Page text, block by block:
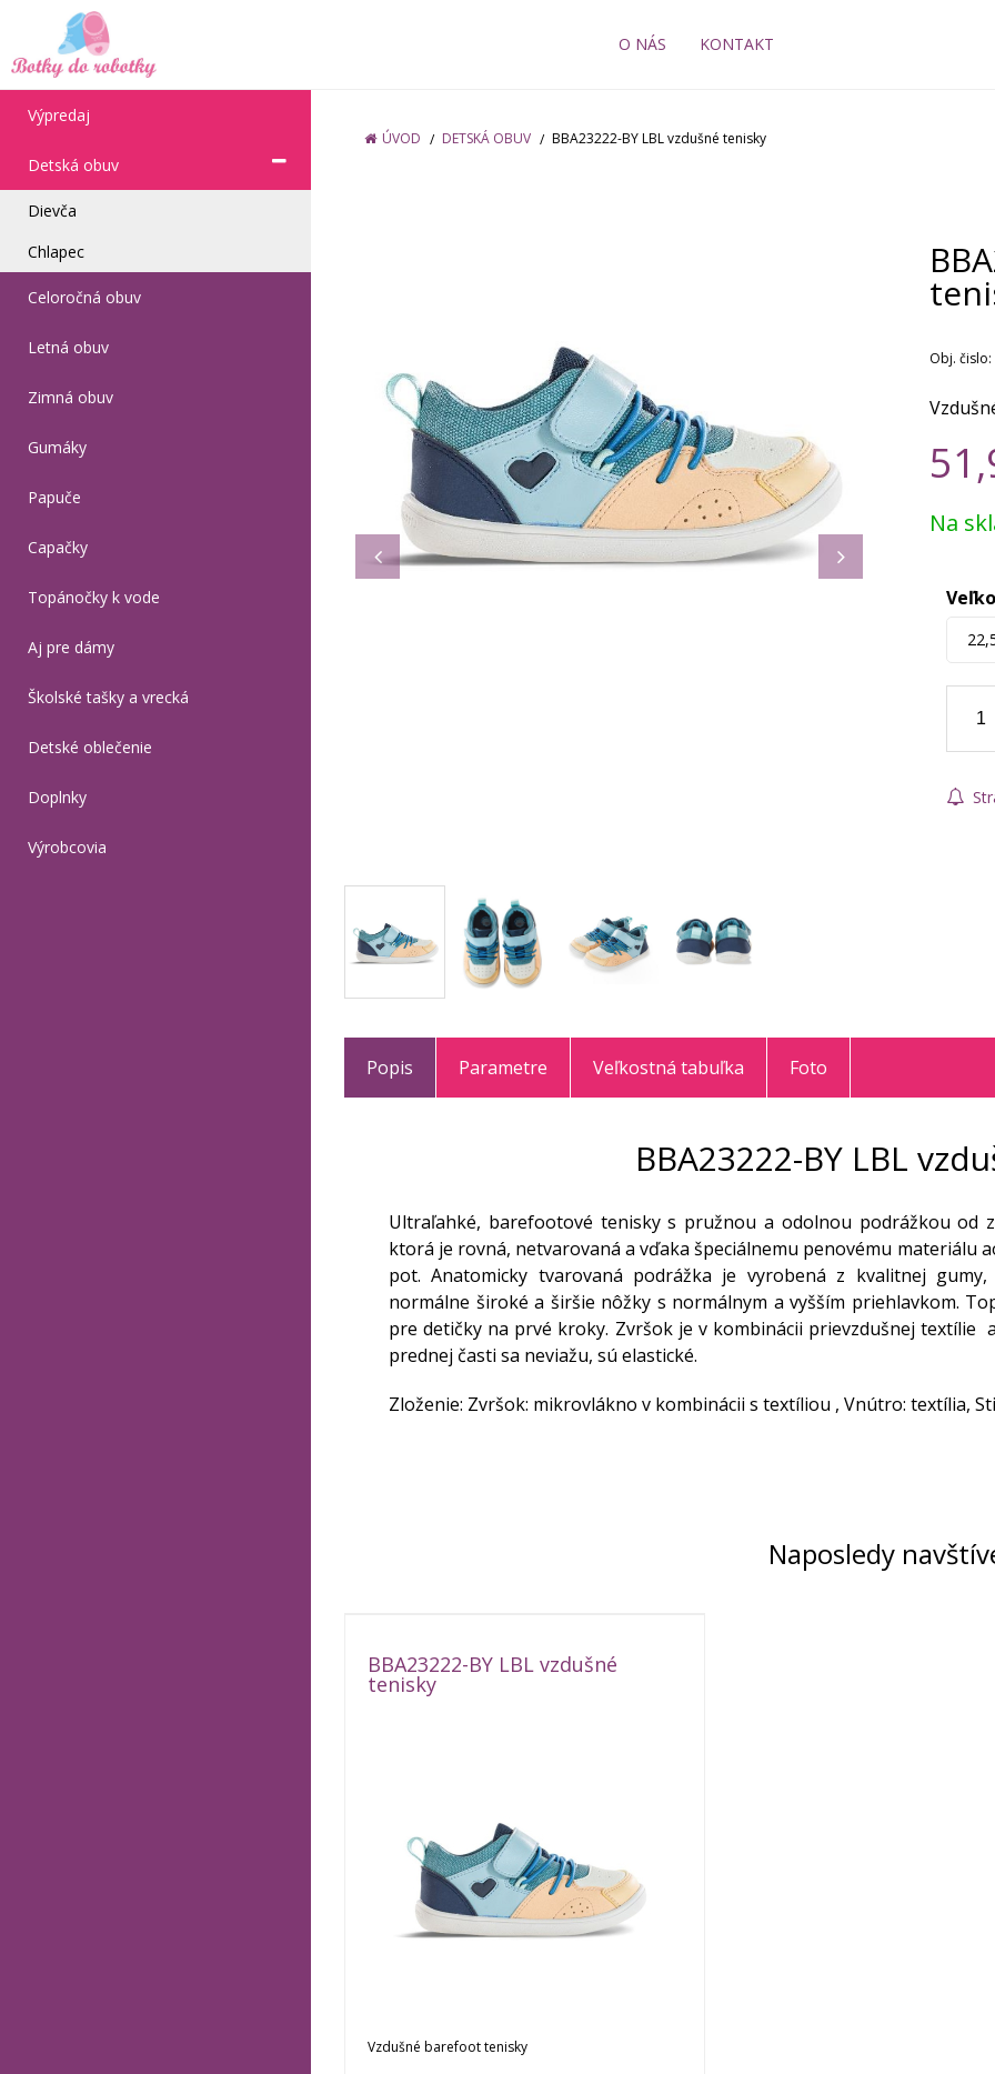
O NÁS KONTAKT
Výpredaj
Detská obuv
Dievča
Chlapec
Celoročná obuv
Letná obuv
Zimná obuv
Gumáky
Papuče
Capačky
Topánočky k vode
Aj pre dámy
Školské tašky a vrecká
Detské oblečenie
Doplnky
Výrobcovia
ÚVOD DETSKÁ OBUV BBA23222-BY LBL vzdušné tenisky
Obj. čislo:
Na
Popis Parametre Veľkostná tabuľka Foto
BBA23222-BY LBL
Ultraľahké, barefootové tenisky s pružnou a odolnou podrážkou od
ktorá je rovná, netvarovaná a vďaka špeciálnemu penovému materiálu
pot. Anatomicky tvarovaná podrážka je vyrobená z kvalitnej
normálne široké a širšie nôžky s normálnym a vyšším priehlavkom.
pre detičky na prvé kroky. Zvršok je v kombinácii prievzdušnej textílie
prednej časti sa neviažu, sú elastické.
Zloženie: Zvršok: mikrovlákno v kombinácii s textíliou , Vnútro: textília,
Naposledy
BBA23222-BY LBL vzdušné
tenisky
Vzdušné barefoot tenisky